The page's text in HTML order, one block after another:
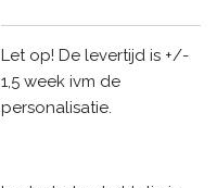
Let op! De levertijd is +/-
1,5 week ivm de
personalisatie.